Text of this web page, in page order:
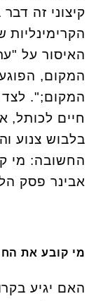
קיצוני זה
האיסור על
המקום,
המקום;". לצד
חיים לכותל,
בלבוש צנוע
החשובה: מי
אבינר פסק
מי קובע את
האם יגיע